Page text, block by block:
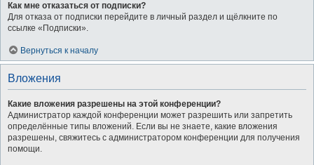
Как мне отказаться от подписки?
Для отказа от подписки перейдите в личный раздел и щёлкните по
ссылке «Подписки».
Вернуться к началу
Вложения
Какие вложения разрешены на этой конференции?
Администратор каждой конференции может разрешить или запретить
определённые типы вложений. Если вы не знаете, какие вложения
разрешены, свяжитесь с администратором конференции для получения
помощи.